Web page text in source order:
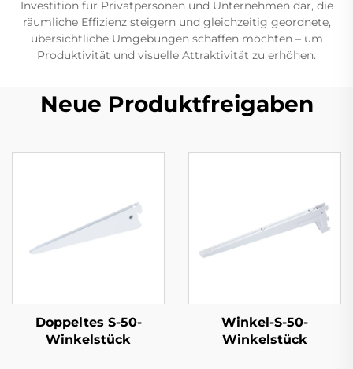
Investition für Privatpersonen und Unternehmen dar, die
räumliche Effizienz steigern und gleichzeitig geordnete,
übersichtliche Umgebungen schaffen möchten – um
Produktivität und visuelle Attraktivität zu erhöhen.
Neue Produktfreigaben
Doppeltes S-50-
Winkelstück
Winkel-S-50-
Winkelstück